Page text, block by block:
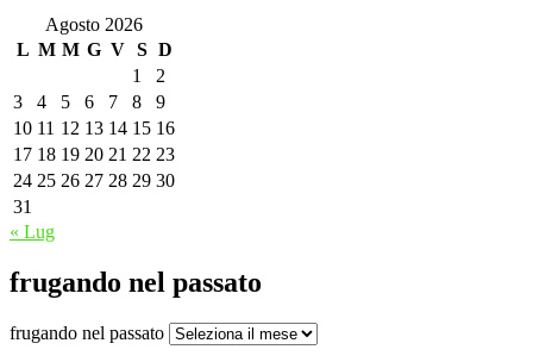
Agosto 2026
L M M G V S D
1
2
3
4 5 6 7 8
9
10 11 12 13 14 15 16
17 18 19 20 21 22 23
24 25 26 27 28 29 30
31
« Lug
frugando nel passato
frugando nel passato